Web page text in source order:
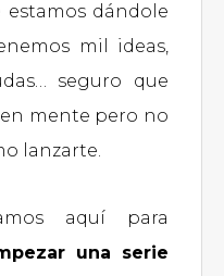
estamos dándole
mil ideas,
seguro que
mente pero no
lanzarte.
aquí para
una serie